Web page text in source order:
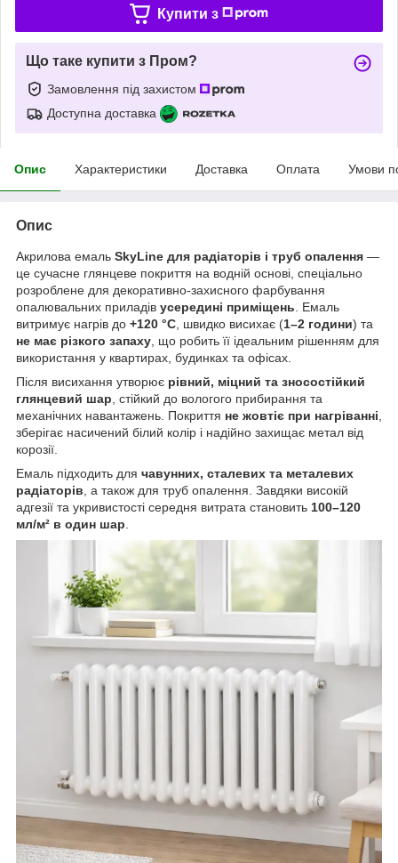
Купити з
Що таке купити з Пром?
Замовлення під захистом
Доступна доставка
Опис Характеристики Доставка Оплата Умови
Опис
Акрилова емаль SkyLine для радіаторів і труб опалення —
це сучасне глянцеве покриття на водній основі, спеціально
розроблене для декоративно-захисного фарбування
опалювальних приладів усередині приміщень . Емаль
витримує нагрів до +120 °C , швидко висихає (1–2 години) та
не має різкого запаху , що робить її ідеальним рішенням для
використання у квартирах, будинках та офісах.
Після висихання утворює рівний, міцний та зносостійкий
глянцевий шар , стійкий до вологого прибирання та
механічних навантажень. Покриття не жовтіє при нагріванні
зберігає насичений білий колір і надійно захищає метал від
корозії.
Емаль підходить для чавунних, сталевих та металевих
радіаторів , а також для труб опалення. Завдяки високій
адгезії та укривистості середня витрата становить 100–120
мл/м² в один шар